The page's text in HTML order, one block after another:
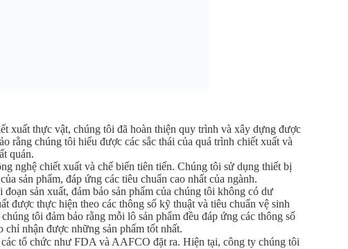
xuất thực vật, chúng tôi đã hoàn thiện quy trình và xây dựng được
rằng chúng tôi hiểu được các sắc thái của quá trình chiết xuất và
quán.
nghệ chiết xuất và chế biến tiên tiến. Chúng tôi sử dụng thiết bị
sản phẩm, đáp ứng các tiêu chuẩn cao nhất của ngành.
sản xuất, đảm bảo sản phẩm của chúng tôi không có dư
được thực hiện theo các thông số kỹ thuật và tiêu chuẩn vệ sinh
tôi đảm bảo rằng mỗi lô sản phẩm đều đáp ứng các thông số
nhận được những sản phẩm tốt nhất.
tổ chức như FDA và AAFCO đặt ra. Hiện tại, công ty chúng tôi